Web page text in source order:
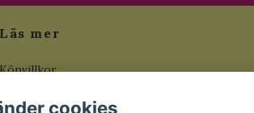
Läs mer
Köpvillkor
cookies